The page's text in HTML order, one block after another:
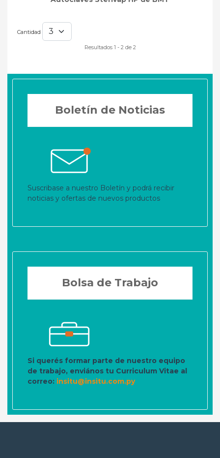
Cantidad
Resultados 1 - 2 de 2
Boletín de Noticias
Suscribase a nuestro Boletín y podrá recibir
noticias y ofertas de nuevos productos
Bolsa de Trabajo
Si querés formar parte de nuestro equipo
de trabajo, enviános tu Curriculum Vitae al
correo: insitu@insitu.com.py